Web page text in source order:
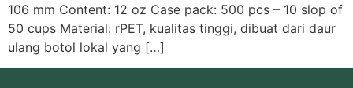
106 mm Content: 12 oz Case pack: 500 pcs – 10 slop of
50 cups Material: rPET, kualitas tinggi, dibuat dari daur
ulang botol lokal yang […]